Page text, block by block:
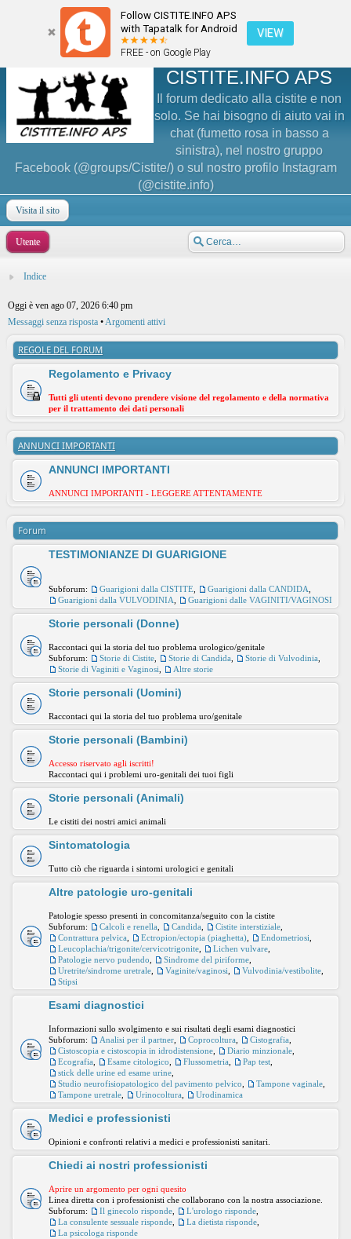
Follow CISTITE.INFO APS
with Tapatalk for Android
FREE - on Google Play
VIEW
CISTITE.INFO APS
Il forum dedicato alla cistite e non
solo. Se hai bisogno di aiuto vai in
chat (fumetto rosa in basso a
sinistra), nel nostro gruppo
Facebook (@groups/Cistite/) o sul nostro profilo Instagram
(@cistite.info)
Visita il sito
Utente
Indice
Oggi è ven ago 07, 2026 6:40 pm
Messaggi senza risposta •Argomenti attivi
REGOLE DEL FORUM
Regolamento e Privacy
Tutti gli utenti devono prendere visione del regolamento e della normativa
per il trattamento dei dati personali
ANNUNCI IMPORTANTI
ANNUNCI IMPORTANTI
ANNUNCI IMPORTANTI - LEGGERE ATTENTAMENTE
Forum
TESTIMONIANZE DI GUARIGIONE
Subforum: Guarigioni dalla CISTITE Guarigioni dalla CANDIDA
Guarigioni dalla VULVODINIA
Guarigioni dalle VAGINITI/VAGINOSI
Storie personali (Donne)
Raccontaci qui la storia del tuo problema urologico/genitale
Subforum:
Storie di Cistite Storie di Candida Storie di Vulvodinia
Storie di Vaginiti e Vaginosi
Altre storie
Storie personali (Uomini)
Raccontaci qui la storia del tuo problema uro/genitale
Storie personali (Bambini)
Accesso riservato agli iscritti!
Raccontaci qui i problemi uro-genitali dei tuoi figli
Storie personali (Animali)
Le cistiti dei nostri amici animali
Sintomatologia
Tutto ciò che riguarda i sintomi urologici e genitali
Altre patologie uro-genitali
Patologie spesso presenti in concomitanza/seguito con la cistite
Subforum:
Calcoli e renella Candida Cistite interstiziale
Contrattura pelvica
Ectropion/ectopia (piaghetta) Endometriosi
Leucoplachia/trigonite/cervicotrigonite
Lichen vulvare
Patologie nervo pudendo
Sindrome del piriforme
Uretrite/sindrome uretrale
Vaginite/vaginosi Vulvodinia/vestibolite
Stipsi
Esami diagnostici
Informazioni sullo svolgimento e sui risultati degli esami diagnostici
Subforum:
Analisi per il partner Coprocoltura Cistografia
Cistoscopia e cistoscopia in idrodistensione
Diario minzionale
Ecografia
Esame citologico Flussometria Pap test
stick delle urine ed esame urine
Studio neurofisiopatologico del pavimento pelvico
Tampone vaginale
Tampone uretrale
Urinocoltura Urodinamica
Medici e professionisti
Opinioni e confronti relativi a medici e professionisti sanitari.
Chiedi ai nostri professionisti
Aprire un argomento per ogni quesito
Linea diretta con i professionisti che collaborano con la nostra associazione.
Subforum:
Il ginecolo risponde L'urologo risponde
La consulente sessuale risponde
La dietista risponde
La psicologa risponde
Questo sito utilizza cookie per offrire un'esperienza di navigazione migliore e per
statistiche aggregate.
Entrando nel nostro sito, si accetta l'impiego di cookie in accordo con la nostra
X Chiudi